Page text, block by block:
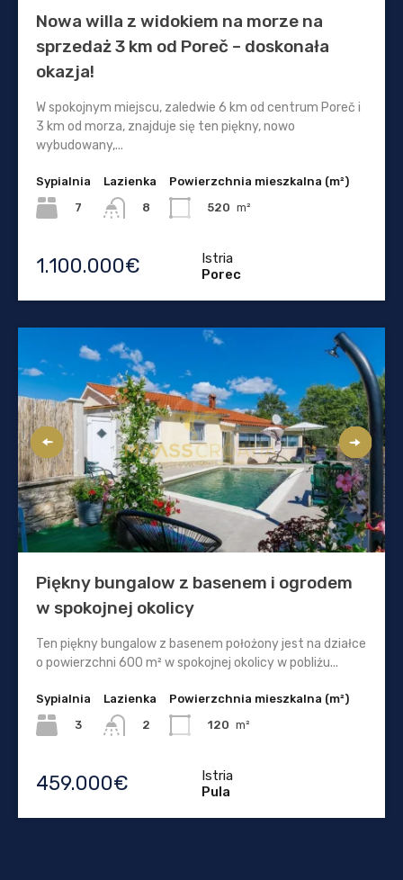
Nowa willa z widokiem na morze na
sprzedaż 3 km od Poreč – doskonała
okazja!
W spokojnym miejscu, zaledwie 6 km od centrum Poreč i
3 km od morza, znajduje się ten piękny, nowo
wybudowany,...
Sypialnia
7
Lazienka
8
Powierzchnia mieszkalna (m²)
520 m²
1.100.000€
Istria
Porec
Piękny bungalow z basenem i ogrodem
w spokojnej okolicy
Ten piękny bungalow z basenem położony jest na działce
o powierzchni 600 m² w spokojnej okolicy w pobliżu...
Sypialnia
3
Lazienka
2
Powierzchnia mieszkalna (m²)
120 m²
459.000€
Istria
Pula